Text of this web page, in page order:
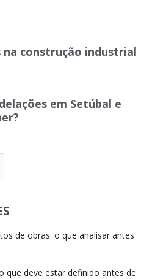
na construção industrial
em Setúbal e
de obras: o que analisar antes
que deve estar definido antes de